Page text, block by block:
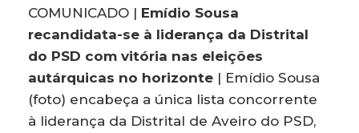
COMUNICADO | Emídio Sousa
recandidata-se à liderança da Distrital
do PSD com vitória nas eleições
autárquicas no horizonte | Emídio Sousa
(foto) encabeça a única lista concorrente
à liderança da Distrital de Aveiro do PSD,